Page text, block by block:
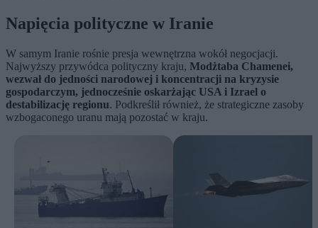
Napięcia polityczne w Iranie
W samym Iranie rośnie presja wewnętrzna wokół negocjacji.
Najwyższy przywódca polityczny kraju, Modżtaba Chamenei,
wezwał do jedności narodowej i koncentracji na kryzysie
gospodarczym, jednocześnie oskarżając USA i Izrael o
destabilizację regionu. Podkreślił również, że strategiczne zasoby
wzbogaconego uranu mają pozostać w kraju.